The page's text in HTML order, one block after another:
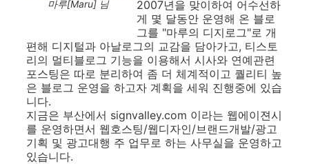
마루[Maru] 님
2007년을 맞이하여 어수선하
게 몇 달동안 운영해 온 블로
그를 "마루의 디지로그"로 개
편해 디지털과 아날로그의 교감을 담아가고, 티스토
리의 멀티블로그 기능을 이용해서 시사와 연예관련
포스팅은 따로 분리하여 좀 더 체계적이고 퀄리티 높
은 블로그 운영을 하고자 계획을 세워 진행중에 있습
니다.
지금은 부산에서 signvalley.com 이라는 웹에이젼시
를 운영하면서 웹호스팅/웹디자인/브랜드개발/광고
기획 및 광고대행 주 업무로 하는 사무실을 운영하고
있습니다.